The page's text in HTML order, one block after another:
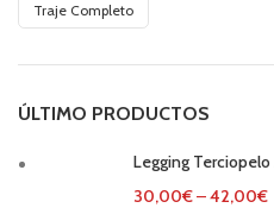
Traje Completo
ÚLTIMO PRODUCTOS
Legging
30,00€–42,00€